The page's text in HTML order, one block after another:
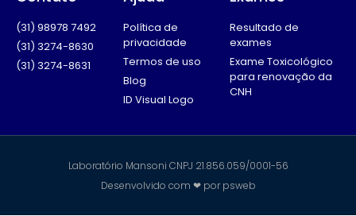
(31) 98978 7492
(31) 3274-8630
(31) 3274-8631
Política de
privacidade
Termos de uso
Blog
ID Visual Logo
Resultado de
exames
Exame Toxicológico
para renovação da
CNH
Laboratório Mansoni CNPJ 21.856.059/0001-56
Desenvolvido com ❤ porpsweb